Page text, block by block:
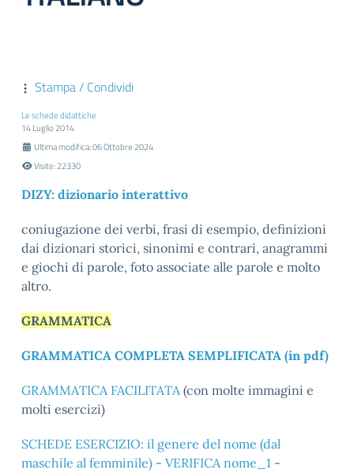
Stampa / Condividi
Le schede didattiche
14 Luglio 2014
Ultima modifica: 06 Ottobre 2024
Visite: 22330
DIZY: dizionario interattivo
coniugazione dei verbi, frasi di esempio, definizioni
dai dizionari storici, sinonimi e contrari, anagrammi
e giochi di parole, foto associate alle parole e molto
altro.
GRAMMATICA
GRAMMATICA COMPLETA SEMPLIFICATA (in pdf)
GRAMMATICA FACILITATA(con molte immagini e
molti esercizi)
SCHEDE ESERCIZIO: il genere del nome (dal
maschile al femminile) - VERIFICA nome_1 -